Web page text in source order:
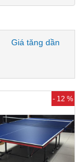
Giá tăng dần
- 12 %